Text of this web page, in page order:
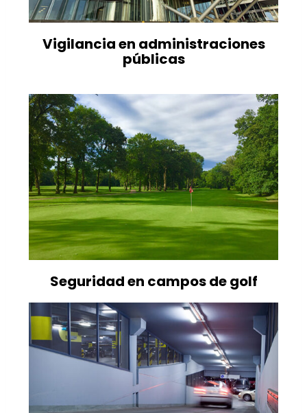
Vigilancia en administraciones
públicas
Seguridad en campos de golf